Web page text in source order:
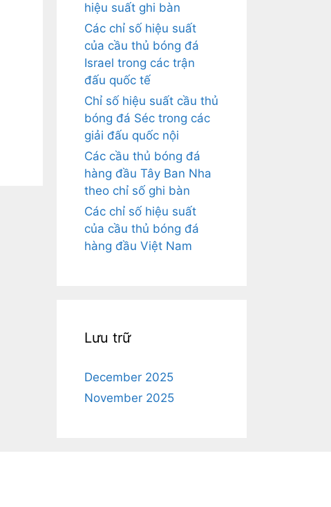
hiệu suất ghi bàn
Các chỉ số hiệu suất
của cầu thủ bóng đá
Israel trong các trận
đấu quốc tế
Chỉ số hiệu suất cầu thủ
bóng đá Séc trong các
giải đấu quốc nội
Các cầu thủ bóng đá
hàng đầu Tây Ban Nha
theo chỉ số ghi bàn
Các chỉ số hiệu suất
của cầu thủ bóng đá
hàng đầu Việt Nam
Lưu trữ
December 2025
November 2025